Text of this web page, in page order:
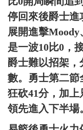
停回來後爵士進
展開進擊
是一波10比0，
爵士難以招架
數。勇士第二節
狂砍41分，加上
領先進入下半場